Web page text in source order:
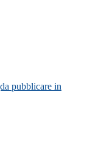
pubblicare in